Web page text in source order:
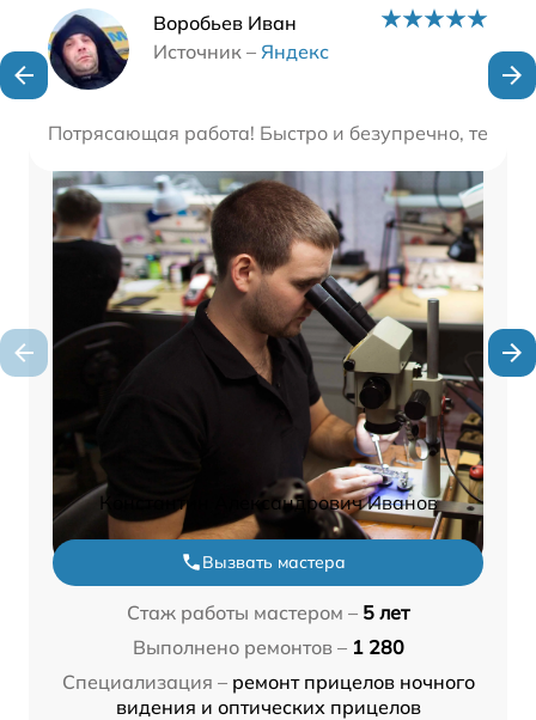
Воробьев Иван
Источник – Яндекс
Потрясающая работа! Быстро и безупречно,
Наши мастера
Константин Александрович Иванов
Вызвать мастера
Стаж работы мастером – 5 лет
Выполнено ремонтов – 1 280
Специализация – ремонт прицелов ночного
видения и оптических прицелов